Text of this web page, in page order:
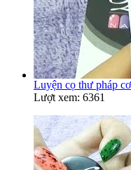
Luyện cọ thư pháp
Lượt xem: 6361